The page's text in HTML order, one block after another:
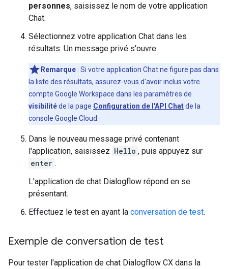
personnes, saisissez le nom de votre application
Chat.
Sélectionnez votre application Chat dans les
résultats. Un message privé s'ouvre.
Remarque : Si votre application Chat ne figure pas dans
la liste des résultats, assurez-vous d'avoir inclus votre
compte Google Workspace dans les paramètres de
visibilitéde la page Configuration de l'API Chatde la
console Google Cloud.
Dans le nouveau message privé contenant
l'application, saisissez Hello , puis appuyez sur
enter .
L'application de chat Dialogflow répond en se
présentant.
Effectuez le test en ayant la conversation de test.
Exemple de conversation de test
Pour tester l'application de chat Dialogflow CX dans la